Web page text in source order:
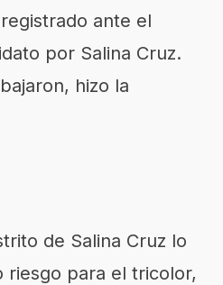
ante el
por Salina Cruz.
hizo la
de Salina Cruz lo
riesgo para el tricolor,